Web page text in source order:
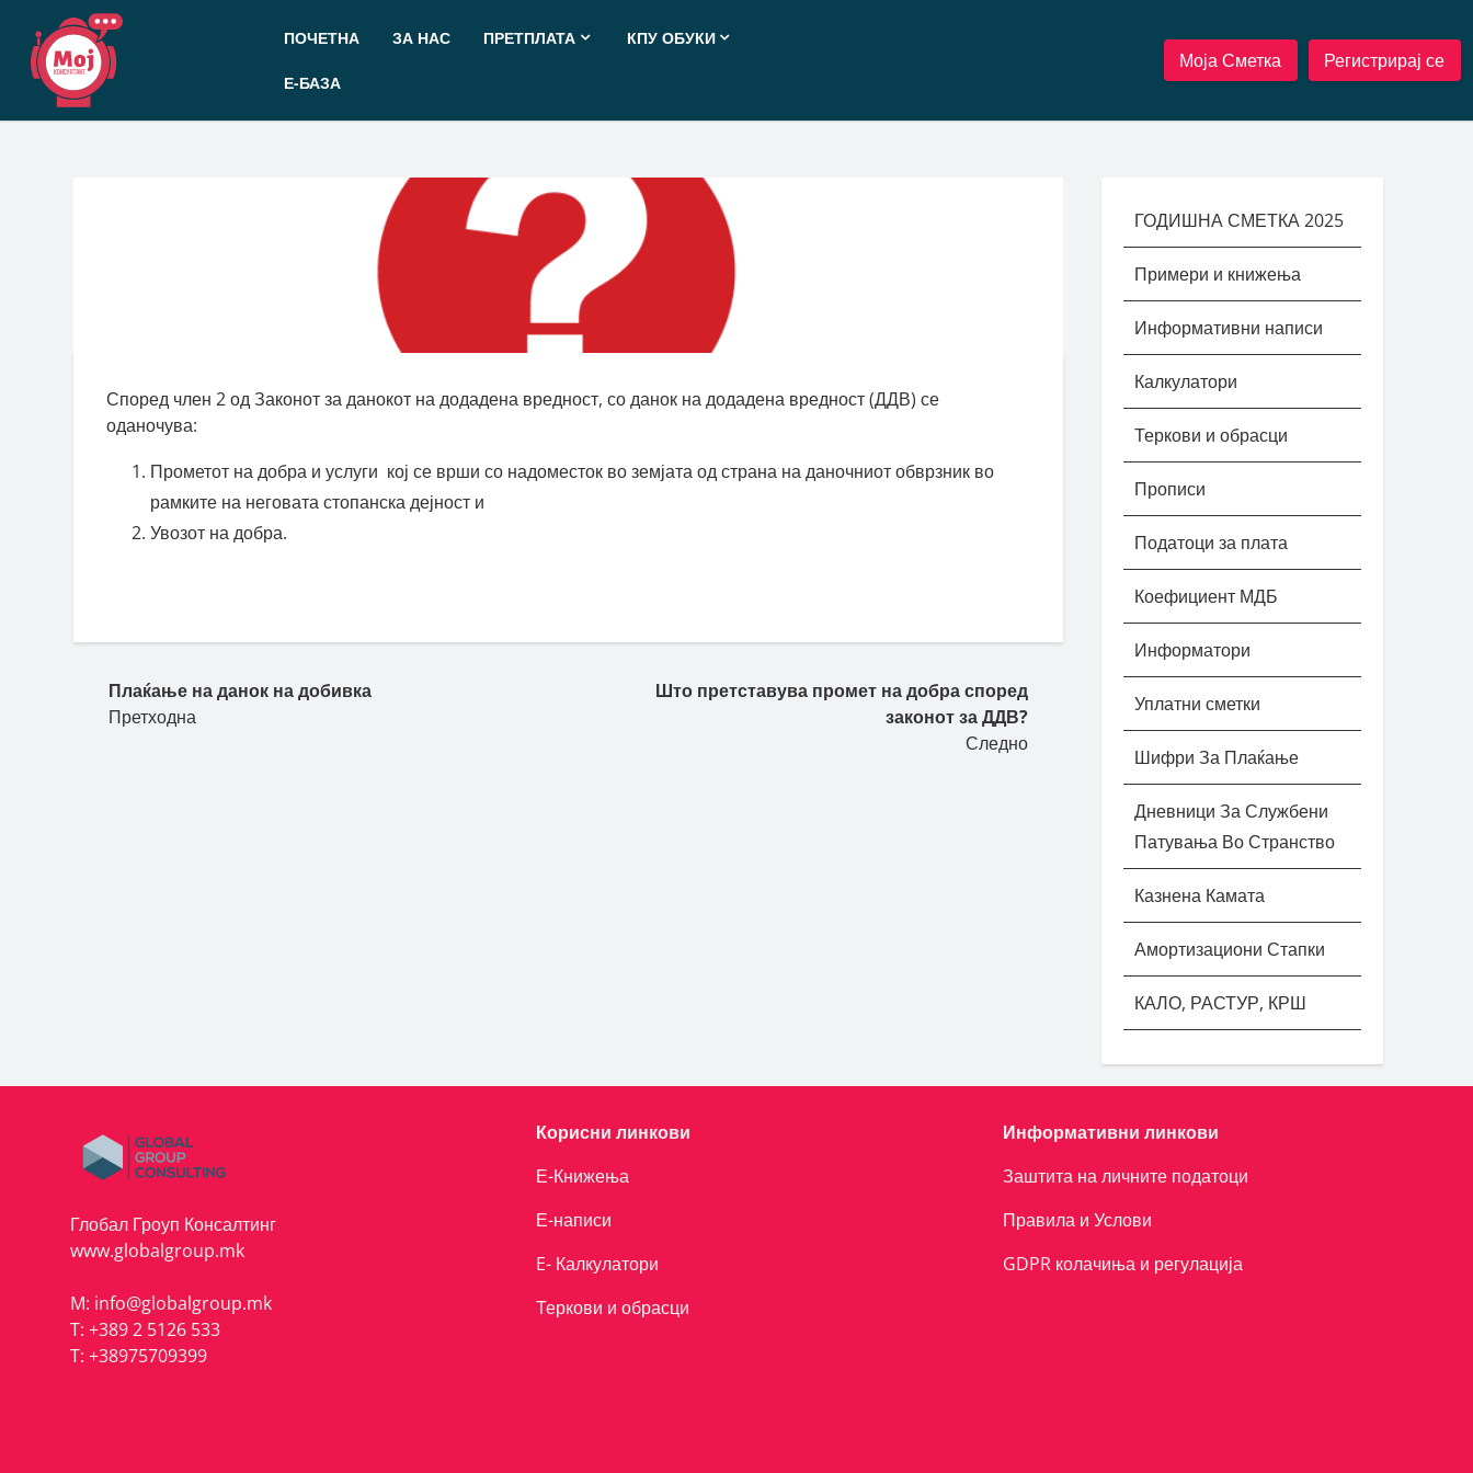
Прескокнете
содржината
ПОЧЕТНА ЗА НАС ПРЕТПЛАТА КПУ ОБУКИ
Е-БАЗА
Моја Сметка Регистрирај се
Според член 2 од Законот за данокот на додадена вредност, со данок на додадена вредност (ДДВ) се
оданочува:
Прометот на добра и услуги кој се врши со надоместок во земјата од страна на даночниот обврзник во
рамките на неговата стопанска дејност и
Увозот на добра.
Пост навигација
Плаќање на данок на добивка
Претходна
Што претставува промет на добра според
законот за ДДВ?
Следно
ГОДИШНА СМЕТКА 2025
Примери и книжења
Информативни написи
Калкулатори
Теркови и обрасци
Прописи
Податоци за плата
Коефициент МДБ
Информатори
Уплатни сметки
Шифри За Плаќање
Дневници За Службени
Патувања Во Странство
Казнена Камата
Амортизациони Стапки
КАЛО, РАСТУР, КРШ
Глобал Гроуп Консалтинг
www.globalgroup.mk
M: info@globalgroup.mk
T: +389 2 5126 533
T: +38975709399
Корисни линкови
Е-Книжења
Е-написи
E- Калкулатори
Теркови и обрасци
Информативни линкови
Заштита на личните податоци
Правила и Услови
GDPR колачиња и регулација